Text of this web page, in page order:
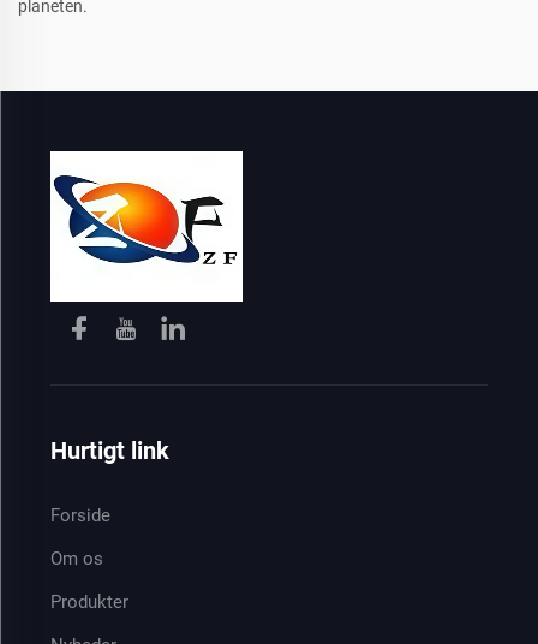
planeten.
Hurtigt link
Forside
Om os
Produkter